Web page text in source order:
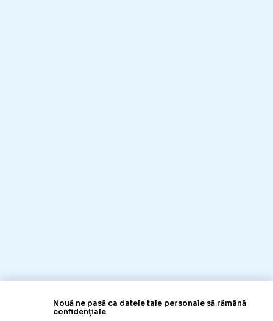
Nouă ne pasă ca datele tale personale să rămână
confidențiale